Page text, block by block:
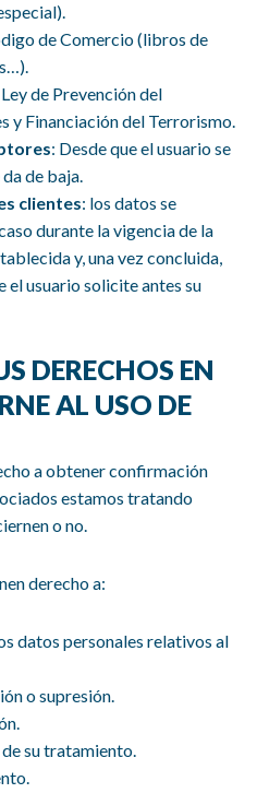
de Comercio (libros de
de Prevención del
y Financiación del Terrorismo.
: Desde que el usuario se
de baja.
clientes: los datos se
durante la vigencia de la
y, una vez concluida,
el usuario solicite antes su
DERECHOS EN
AL USO DE
a obtener confirmación
estamos tratando
o no.
derecho a:
datos personales relativos al
o supresión.
su tratamiento.